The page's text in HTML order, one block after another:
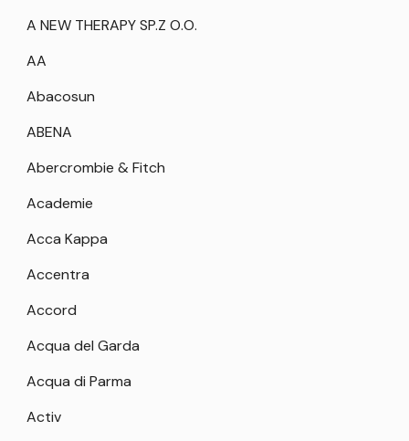
A NEW THERAPY SP.Z O.O.
AA
Abacosun
ABENA
Abercrombie & Fitch
Academie
Acca Kappa
Accentra
Accord
Acqua del Garda
Acqua di Parma
Activ